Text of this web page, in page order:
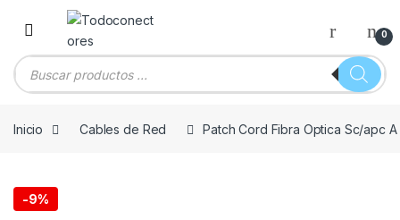
Skip to navigation
Skip to content
0
Búsqueda de productos
Inicio Cables de Red Patch Cord Fibra Optica Sc/apc
-9%